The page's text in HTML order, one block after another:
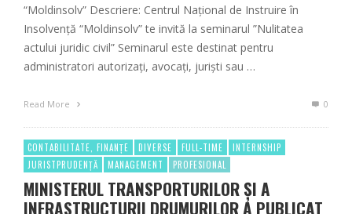
“Moldinsolv” Descriere: Centrul Național de Instruire în
Insolvență “Moldinsolv” te invită la seminarul ”Nulitatea
actului juridic civil” Seminarul este destinat pentru
administratori autorizați, avocați, juriști sau …
Read More 0
CONTABILITATE, FINANȚE DIVERSE FULL-TIME
INTERNSHIP
JURISTPRUDENȚĂ
MANAGEMENT PROFESIONAL
MINISTERUL TRANSPORTURILOR ȘI A
INFRASTRUCTURII DRUMURILOR A PUBLICAT